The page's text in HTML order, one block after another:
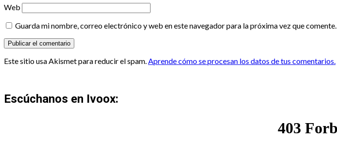
Web
Guarda mi nombre, correo electrónico y web en este navegador para la próxima vez que comente.
Este sitio usa Akismet para reducir el spam.Aprende cómo se procesan los datos de tus comentarios.
Escúchanos en Ivoox: